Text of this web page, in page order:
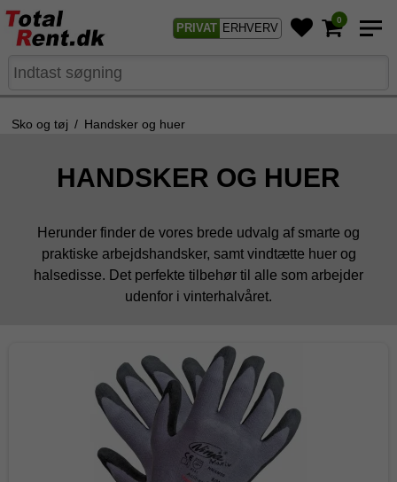
PRIVAT ERHVERV
0
Sko og tøj / Handsker og huer
HANDSKER OG HUER
Herunder finder de vores brede udvalg af smarte og
praktiske arbejdshandsker, samt vindtætte huer og
halsedisse. Det perfekte tilbehør til alle som arbejder
udenfor i vinterhalvåret.